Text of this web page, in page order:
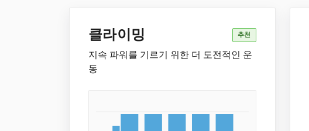
클라이밍 추천
지속 파워를 기르기 위한 더 도전적인 운
동